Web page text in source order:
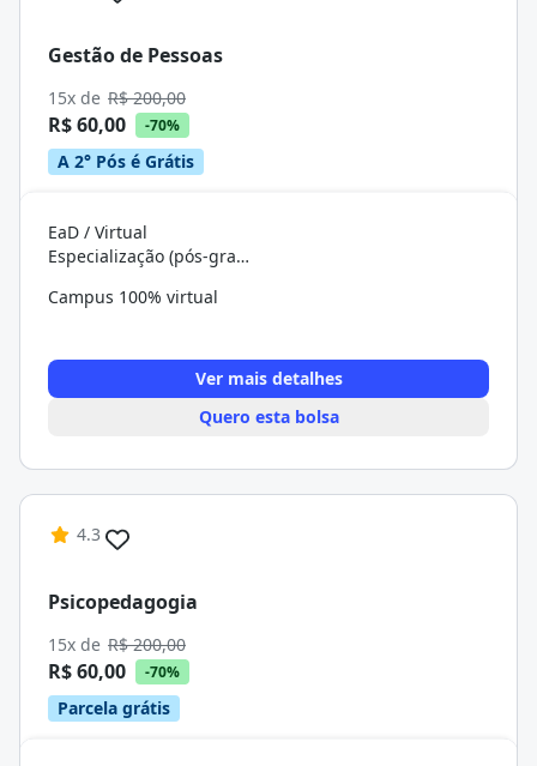
Gestão de Pessoas
15x de R$ 200,00
R$ 60,00 -70%
A 2° Pós é Grátis
EaD / Virtual
Especialização (pós-graduação)
Campus 100% virtual
Ver mais detalhes
Quero esta bolsa
4.3
Psicopedagogia
15x de R$ 200,00
R$ 60,00 -70%
Parcela grátis